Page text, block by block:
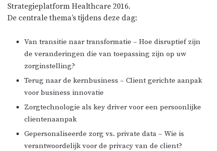
Strategieplatform Healthcare 2016.
De centrale thema’s tijdens deze dag:
Van transitie naar transformatie – Hoe disruptief zijn
de veranderingen die van toepassing zijn op uw
zorginstelling?
Terug naar de kernbusiness – Client gerichte aanpak
voor business innovatie
Zorgtechnologie als key driver voor een persoonlijke
clientenaanpak
Gepersonaliseerde zorg vs. private data – Wie is
verantwoordelijk voor de privacy van de client?